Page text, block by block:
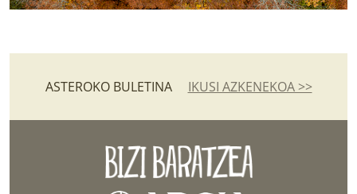
ASTEROKO BULETINA IKUSI AZKENEKOA >>